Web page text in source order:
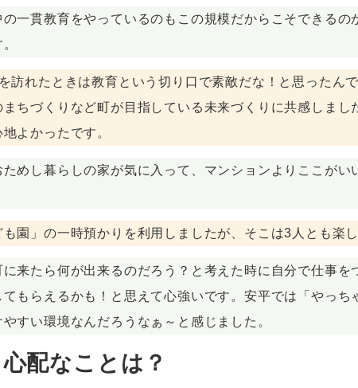
一貫教育をやっているのもこの規模だからこそできる
訪れたときは教育という切り口で素敵だな！と思ったん
ちづくりなど町が目指している未来づくりに共感しま
よかったです。
めし暮らしの家が気に入って、マンションよりここが
も園」の一時預かりを利用しましたが、そこは3人とも楽
来たら何が出来るのだろう？と考えた時に自分で仕事
もらえるかも！と思えて心強いです。安平では「やっ
すい環境なんだろうなぁ～と感じました。
配なことは？